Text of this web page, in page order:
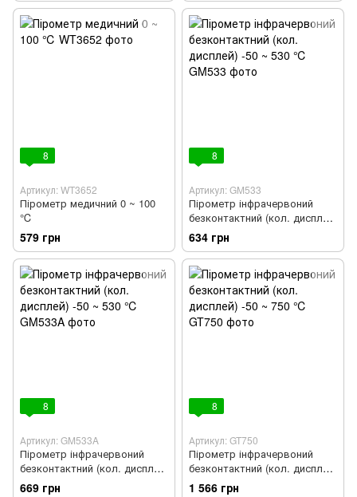
8
Артикул: WT3652
Пірометр медичний 0 ~ 100
℃
579 грн
8
Артикул: GM533
Пірометр інфрачервоний
безконтактний (кол. дисплей)
-50 ~ 530 ℃
634 грн
8
Артикул: GM533A
Пірометр інфрачервоний
безконтактний (кол. дисплей)
-50 ~ 530 ℃
669 грн
8
Артикул: GT750
Пірометр інфрачервоний
безконтактний (кол. дисплей)
-50 ~ 750 ℃
1 566 грн